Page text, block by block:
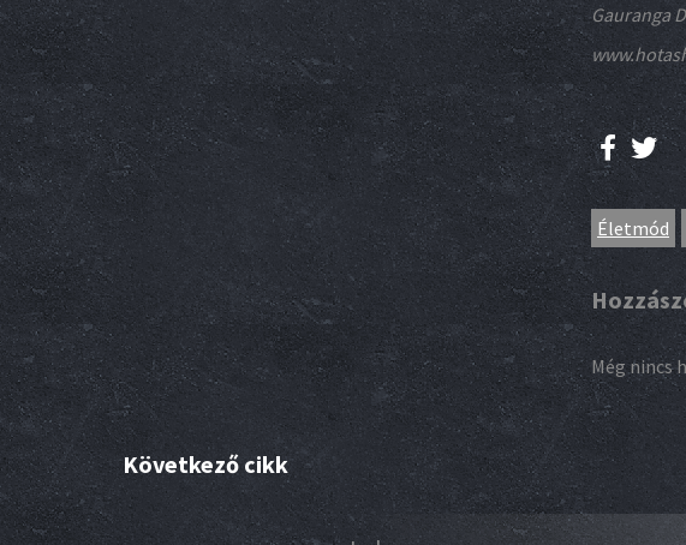
Gauranga
Életmód
Még nincs
Következő cikk